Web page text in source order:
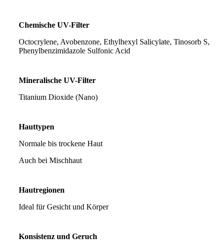
Chemische UV-Filter
Octocrylene, Avobenzone, Ethylhexyl Salicylate, Tinosorb S,
Phenylbenzimidazole Sulfonic Acid
Mineralische UV-Filter
Titanium Dioxide (Nano)
Hauttypen
Normale bis trockene Haut
Auch bei Mischhaut
Hautregionen
Ideal für Gesicht und Körper
Konsistenz und Geruch